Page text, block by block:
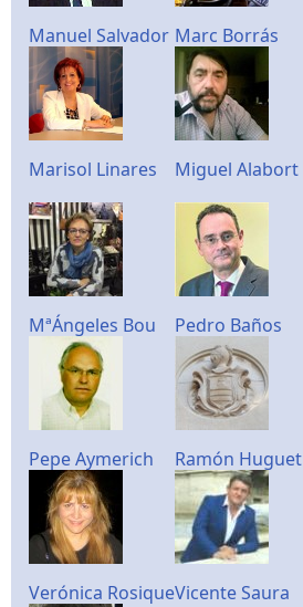
Manuel Salvador Marc Borrás
Marisol Linares Miguel Alabort
MªÁngeles Bou Pedro Baños
Pepe Aymerich Ramón Huguet
Verónica RosiqueVicente Saura